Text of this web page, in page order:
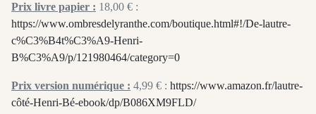
Prix livre papier : 18,00 € :
https://www.ombresdelyranthe.com/boutique.html#!/De-lautre-
c%C3%B4t%C3%A9-Henri-
B%C3%A9/p/121980464/category=0
Prix version numérique : 4,99 € : https://www.amazon.fr/lautre-
côté-Henri-Bé-ebook/dp/B086XM9FLD/